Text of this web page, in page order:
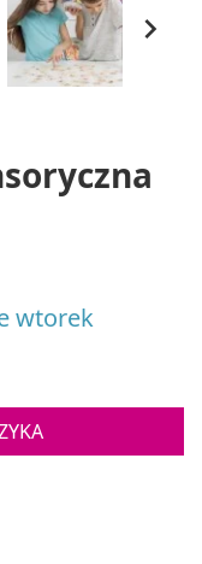

wtorek